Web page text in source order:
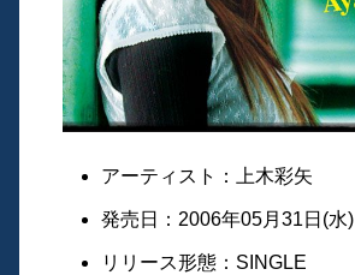
アーティスト：上木彩矢
発売日：2006年05月31日(水)
リリース形態：SINGLE